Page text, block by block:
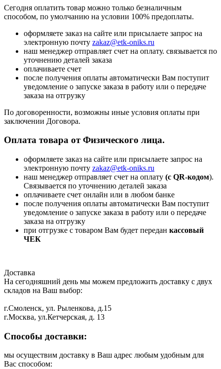
Сегодня оплатить товар можно только безналичным
способом, по умолчанию на условии 100% предоплаты.
оформляете заказ на сайте или присылаете запрос на
электронную почту zakaz@etk-oniks.ru
наш менеджер отправляет счет на оплату. связывается по
уточнению деталей заказа
оплачиваете счет
после получения оплаты автоматически Вам поступит
уведомление о запуске заказа в работу или о передаче
заказа на отгрузку
По договоренности, возможны иные условия оплаты при
заключении Договора.
Оплата товара от Физического лица.
оформляете заказ на сайте или присылаете запрос на
электронную почту zakaz@etk-oniks.ru
наш менеджер отправляет счет на оплату (с QR-кодом).
Связывается по уточнению деталей заказа
оплачиваете счет онлайн или в любом банке
после получения оплаты автоматически Вам поступит
уведомление о запуске заказа в работу или о передаче
заказа на отгрузку
при отгрузке с товаром Вам будет передан кассовый
ЧЕК
Доставка
На сегодняшний день мы можем предложить доставку с двух
складов на Ваш выбор:
г.Смоленск, ул. Рыленкова, д.15
г.Москва, ул.Кетчерская, д. 13
Способы доставки:
мы осуществим доставку в Ваш адрес любым удобным для
Вас способом: